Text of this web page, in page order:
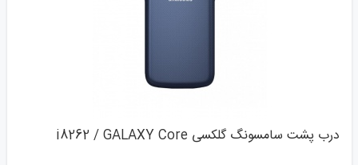
درب پشت سامسونگ گلکسی i8262 / GALAXY Core